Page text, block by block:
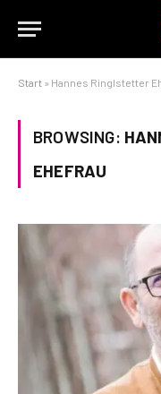
Start » Hannes Ringlstetter
BROWSING:
EHEFRAU